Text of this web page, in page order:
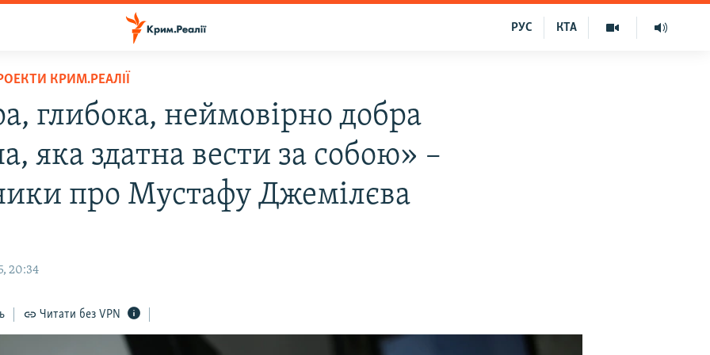
КТА
РУС
КРИМ.РЕАЛІЇ
глибока, неймовірно добра
яка здатна вести за собою» –
про Мустафу Джемілєва
20:34
Читати без VPN